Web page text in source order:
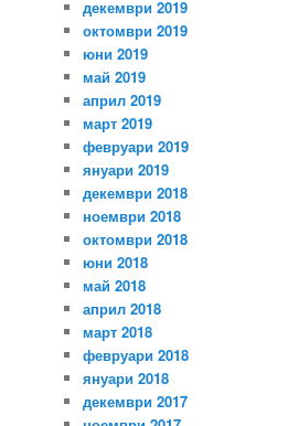
декември 2019
октомври 2019
юни 2019
май 2019
април 2019
март 2019
февруари 2019
януари 2019
декември 2018
ноември 2018
октомври 2018
юни 2018
май 2018
април 2018
март 2018
февруари 2018
януари 2018
декември 2017